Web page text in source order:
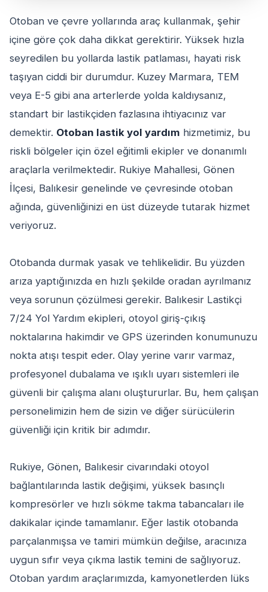
Otoban ve çevre yollarında araç kullanmak, şehir
içine göre çok daha dikkat gerektirir. Yüksek hızla
seyredilen bu yollarda lastik patlaması, hayati risk
taşıyan ciddi bir durumdur. Kuzey Marmara, TEM
veya E-5 gibi ana arterlerde yolda kaldıysanız,
standart bir lastikçiden fazlasına ihtiyacınız var
demektir. Otoban lastik yol yardım hizmetimiz, bu
riskli bölgeler için özel eğitimli ekipler ve donanımlı
araçlarla verilmektedir. Rukiye Mahallesi, Gönen
İlçesi, Balıkesir genelinde ve çevresinde otoban
ağında, güvenliğinizi en üst düzeyde tutarak hizmet
veriyoruz.
Otobanda durmak yasak ve tehlikelidir. Bu yüzden
arıza yaptığınızda en hızlı şekilde oradan ayrılmanız
veya sorunun çözülmesi gerekir. Balıkesir Lastikçi
7/24 Yol Yardım ekipleri, otoyol giriş-çıkış
noktalarına hakimdir ve GPS üzerinden konumunuzu
nokta atışı tespit eder. Olay yerine varır varmaz,
profesyonel dubalama ve ışıklı uyarı sistemleri ile
güvenli bir çalışma alanı oluştururlar. Bu, hem çalışan
personelimizin hem de sizin ve diğer sürücülerin
güvenliği için kritik bir adımdır.
Rukiye, Gönen, Balıkesir civarındaki otoyol
bağlantılarında lastik değişimi, yüksek basınçlı
kompresörler ve hızlı sökme takma tabancaları ile
dakikalar içinde tamamlanır. Eğer lastik otobanda
parçalanmışsa ve tamiri mümkün değilse, aracınıza
uygun sıfır veya çıkma lastik temini de sağlıyoruz.
Otoban yardım araçlarımızda, kamyonetlerden lüks